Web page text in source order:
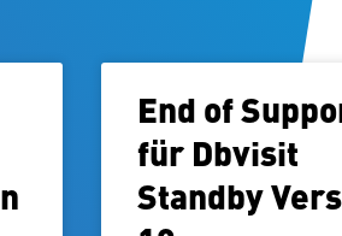
End of
für Dbvisit
Standby